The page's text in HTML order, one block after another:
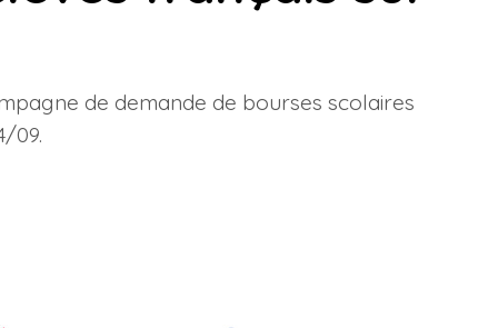
de demande de bourses scolaires
09.